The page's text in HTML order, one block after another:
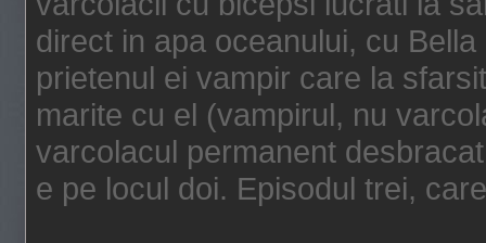
direct in apa oceanului, cu
prietenul ei vampir care la
marite cu el (vampirul, nu
varcolacul permanent
e pe locul doi. Episodul trei,